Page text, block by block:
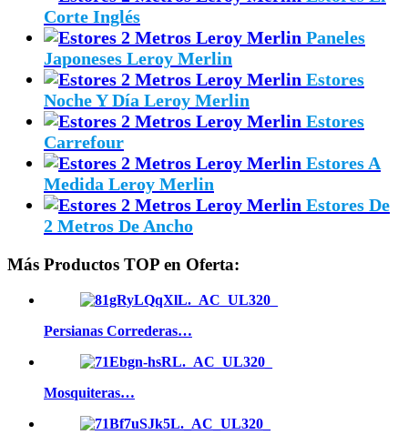
Corte Inglés
Paneles
Japoneses Leroy Merlin
Estores
Noche Y Día Leroy Merlin
Estores
Carrefour
Estores A
Medida Leroy Merlin
Estores De
2 Metros De Ancho
Más Productos TOP en Oferta:
Persianas Correderas…
Mosquiteras…